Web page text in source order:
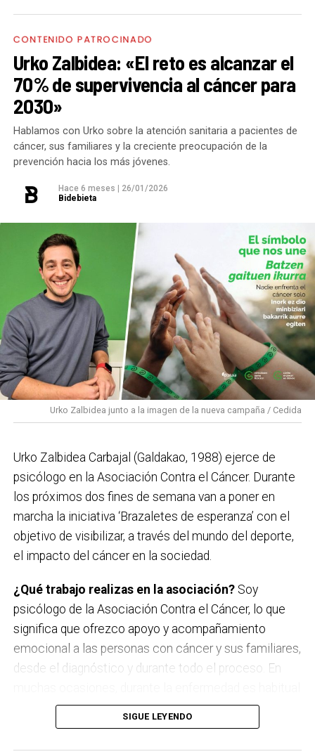
sido el encargado de elegir el concierto del 11 de
tradición vasca desde una perspectiva moderna,
fusionando folk, electrónica y pop en su último trabajo,
‘Lazturak Orbain’.
El 12 de septiembre actuará Kaotiko, veterana banda
de punk-rock que recientemente celebró su 25
aniversario con el disco ‘XX5’. El siguiente fin de
semana será el turno de Les Testarudes, el día 18, un
proyecto integrado por diez mujeres que apuesta por
el ska, rocksteady y reggae con un mensaje de
empoderamiento. Por último, el 19 de septiembre
cerrará el cartel Latzen, uno de los referentes del
metal vasco, que regresa a los escenarios con su
nuevo álbum ‘Denboraren orbainak’, combinando la
esencia de sus inicios con una mirada actual.
PROGRAMA CONCIERTOS SANTAKURTZAK 2026
Viernes 11 de septiembre
Sábado 12 de septiembre
Kaotiko
Viernes 18 de septiembre
Les Testarudes
Sábado 19 de septiembre
CONTENIDO PATROCINADO
Urko Zalbidea: «El reto es alcanzar el
70% de supervivencia al cáncer para
2030»
Hablamos con Urko sobre la atención sanitaria a pacientes de
cáncer, sus familiares y la creciente preocupación de la
prevención hacia los más jóvenes.
Hace 6 meses | 26/01/2026
Bidebieta
Urko Zalbidea junto a la imagen de la nueva campaña / Cedida
Urko Zalbidea Carbajal (Galdakao, 1988) ejerce de
psicólogo en la Asociación Contra el Cáncer. Durante
los próximos dos fines de semana van a poner en
marcha la iniciativa ‘Brazaletes de esperanza’ con el
objetivo de visibilizar, a través del mundo del deporte,
el impacto del cáncer en la sociedad.
¿Qué trabajo realizas en la asociación? Soy
psicólogo de la Asociación Contra el Cáncer, lo que
significa que ofrezco apoyo y acompañamiento
emocional a las personas con cáncer y sus familiares,
desde el diagnóstico y durante todo el proceso. En
que surjan miedos, dudas, incertidumbre y mucho
sufrimiento. Mi labor es estar a su lado en esos
momentos tan duros, escucharles, orientarles y
SIGUE LEYENDO